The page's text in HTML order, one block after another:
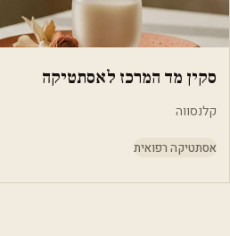
סקין מד המרכז לאסתטיקה
קלנסווה
אסתטיקה רפואית